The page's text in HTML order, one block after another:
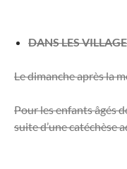
DANS LES
Le dimanche après la
Pour les enfants âgés
suite d’une catéchèse